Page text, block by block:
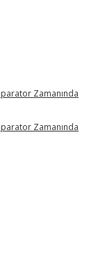
Zamanında
Zamanında